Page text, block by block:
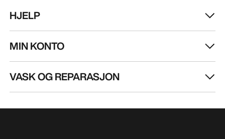
HJELP
MIN KONTO
VASK OG REPARASJON